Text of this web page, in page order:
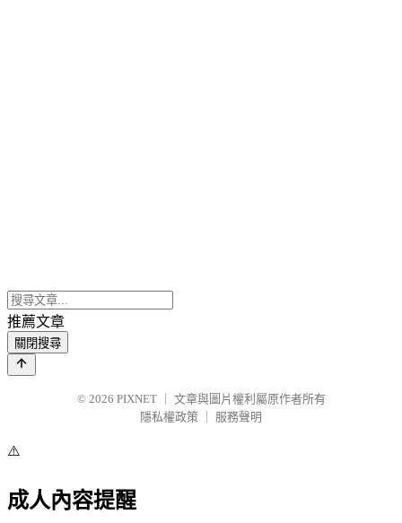
推薦文章
關閉搜尋
© 2026 PIXNET
文章與圖片權利屬原作者所有
隱私權政策
服務聲明
⚠️
成人內容提醒